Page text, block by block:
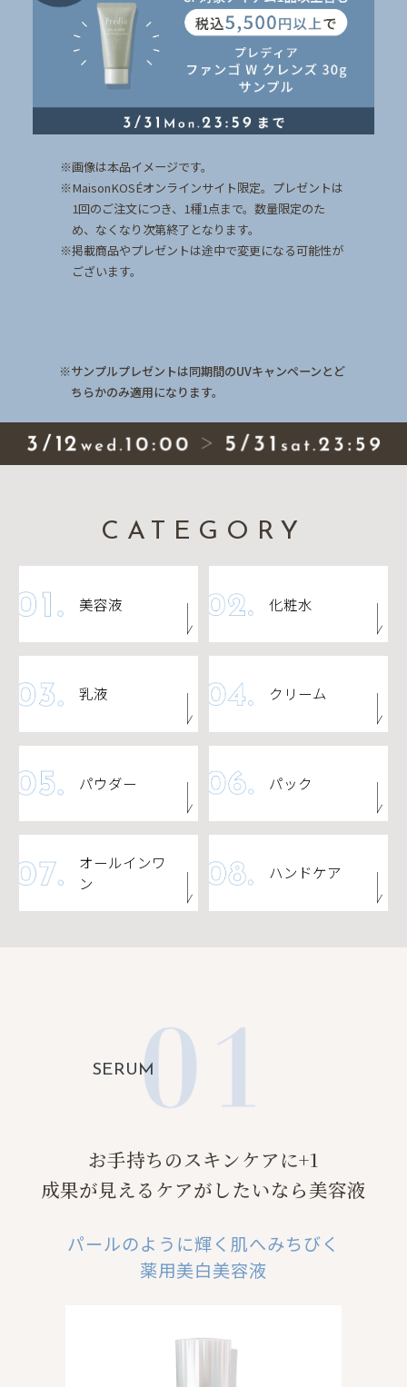
画像は本品イメージです。
MaisonKOSÉオンラインサイト限定。プレゼントは
1回のご注文につき、1種1点まで。数量限定のた
め、なくなり次第終了となります。
掲載商品やプレゼントは途中で変更になる可能性が
ございます。
サンプルプレゼントは同期間のUVキャンペーンとど
ちらかのみ適用になります。
CATEGORY
美容液 化粧水
乳液 クリーム
パウダー パック
オールインワ
ン
ハンドケア
SERUM
お手持ちのスキンケアに+1
成果が見えるケアがしたいなら美容液
パールのように輝く肌へみちびく
薬用美白美容液